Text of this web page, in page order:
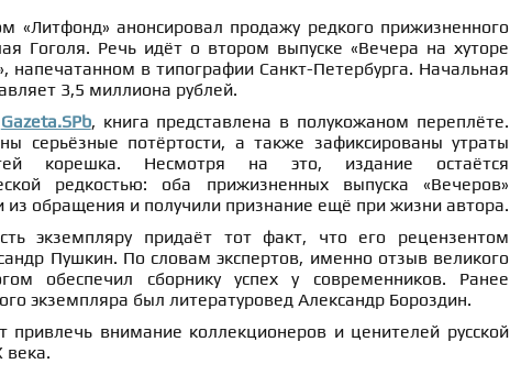
«Литфонд» анонсировал продажу редкого прижизненного
Гоголя. Речь идёт о втором выпуске «Вечера на хуторе
напечатанном в типографии Санкт-Петербурга. Начальная
3,5 миллиона рублей.
Gazeta.SPb, книга представлена в полукожаном переплёте.
серьёзные потёртости, а также зафиксированы утраты
корешка. Несмотря на это, издание остаётся
редкостью: оба прижизненных выпуска «Вечеров»
из обращения и получили признание ещё при жизни автора.
экземпляру придаёт тот факт, что его рецензентом
Пушкин. По словам экспертов, именно отзыв великого
обеспечил сборнику успех у современников. Ранее
экземпляра был литературовед Александр Бороздин.
привлечь внимание коллекционеров и ценителей русской
века.